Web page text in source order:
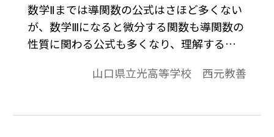
数学Ⅱまでは導関数の公式はさほど多くない
が、数学Ⅲになると微分する関数も導関数の
性質に関わる公式も多くなり、理解するこ
が出てくる。そのようなとき、我々教員に
ではなく、イメージを司る右脳にも理解参
山口県立光高等学校 西元教善